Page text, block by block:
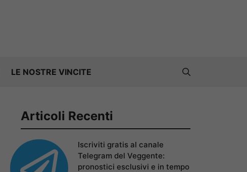
LE NOSTRE VINCITE
Articoli Recenti
Iscriviti gratis al canale
Telegram del Veggente:
pronostici esclusivi e in tempo